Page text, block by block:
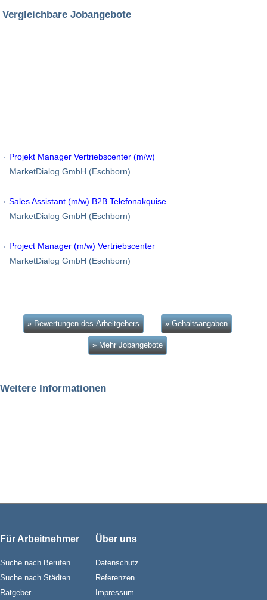
Vergleichbare Jobangebote
Projekt Manager Vertriebscenter (m/w)
MarketDialog GmbH (Eschborn)
Sales Assistant (m/w) B2B Telefonakquise
MarketDialog GmbH (Eschborn)
Project Manager (m/w) Vertriebscenter
MarketDialog GmbH (Eschborn)
» Bewertungen des Arbeitgebers » Gehaltsangaben
» Mehr Jobangebote
Weitere Informationen
Für Arbeitnehmer
Suche nach Berufen
Suche nach Städten
Ratgeber
Über uns
Datenschutz
Referenzen
Impressum